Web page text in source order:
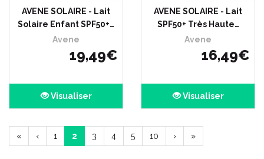
AVENE SOLAIRE - Lait
Solaire Enfant SPF50+…
Avene
19,49€
Visualiser
AVENE SOLAIRE - Lait
SPF50+ Très Haute…
Avene
16,49€
Visualiser
« ‹ 1 2 3 4 5 10 › »